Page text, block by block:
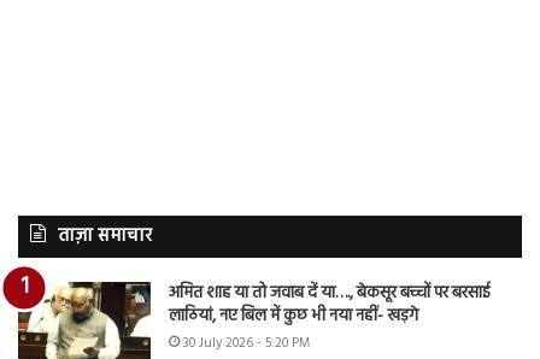
ताज़ा समाचार
अमित शाह या तो जवाब दें या…., बेकसूर बच्चों पर बरसाई
लाठियां, नए बिल में कुछ भी नया नहीं- खड़गे
30 July 2026 - 5:20 PM